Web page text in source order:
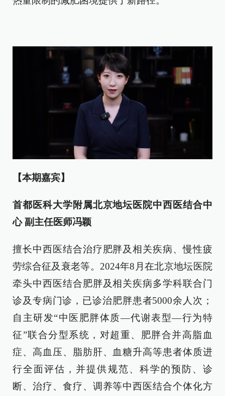
【本期嘉宾】
首都医科大学附属北京地坛医院中西医结合中
心 副主任医师冯颖
擅长中西医结合治疗肥胖及相关疾病、慢性疲
劳综合征及衰老等。2024年8月在北京地坛医院
牵头中西医结合肥胖及相关疾病多学科联合门
诊及专病门诊，已诊治肥胖患者5000余人次；
自主研发“中医肥胖体质—代谢表型—行为特
征”联合分型系统，对超重、肥胖合并高脂血
症、高血压、脂肪肝、血糖升高等患者体质进
行全面评估，并提供规范、科学的预防、诊
断、治疗、食疗、调养等中西医结合个体化方